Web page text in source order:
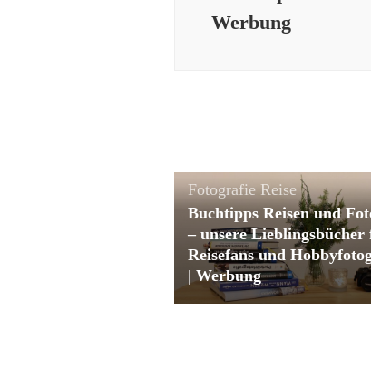
Werbung
Fotografie Reise
Buchtipps Reisen und
– unsere Lieblingsbücher
Reisefans und
| Werbung